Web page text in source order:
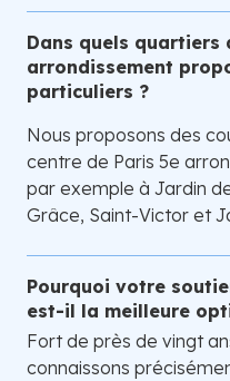
Dans quels quartiers
arrondissement
particuliers ?
Nous proposons des
centre de Paris 5e
par exemple à Jardin
Grâce, Saint-Victor et
Pourquoi votre
est-il la meilleure
Fort de près de vingt
connaissons